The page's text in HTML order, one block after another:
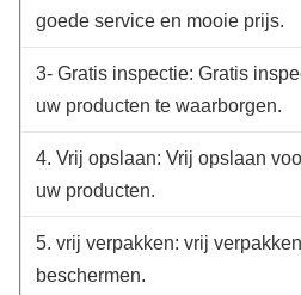
goede service en mooie prijs.
3- Gratis inspectie: Gratis
uw producten te waarborgen.
4. Vrij opslaan: Vrij opslaan
uw producten.
5. vrij verpakken: vrij
beschermen.